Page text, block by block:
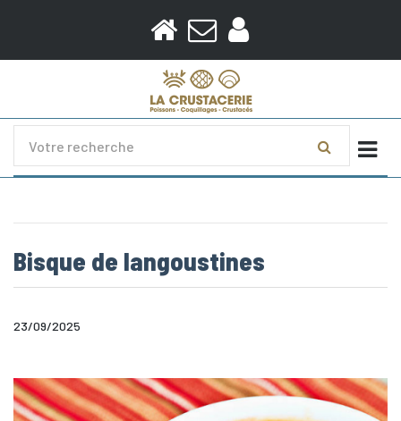
Bisque de langoustines
23/09/2025